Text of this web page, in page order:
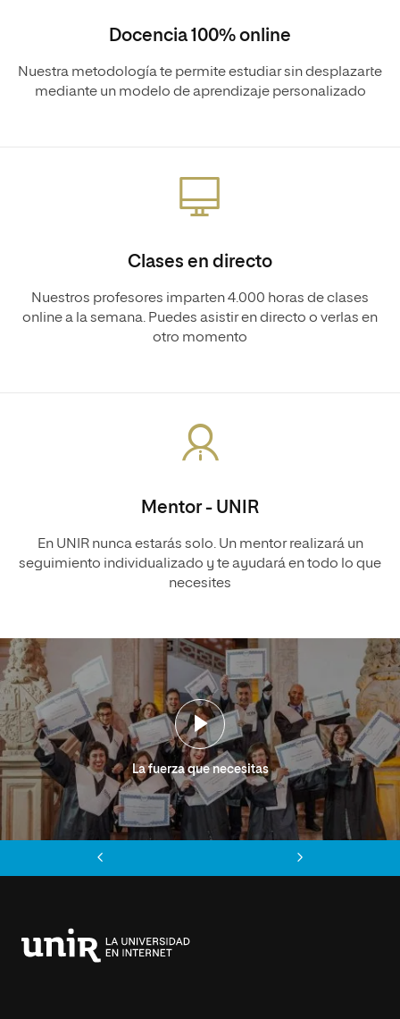
Docencia 100% online
Nuestra metodología te permite estudiar sin desplazarte
mediante un modelo de aprendizaje personalizado
Clases en directo
Nuestros profesores imparten 4.000 horas de clases
online a la semana. Puedes asistir en directo o verlas en
otro momento
Mentor - UNIR
En UNIR nunca estarás solo. Un mentor realizará un
seguimiento individualizado y te ayudará en todo lo que
necesites
La fuerza que necesitas